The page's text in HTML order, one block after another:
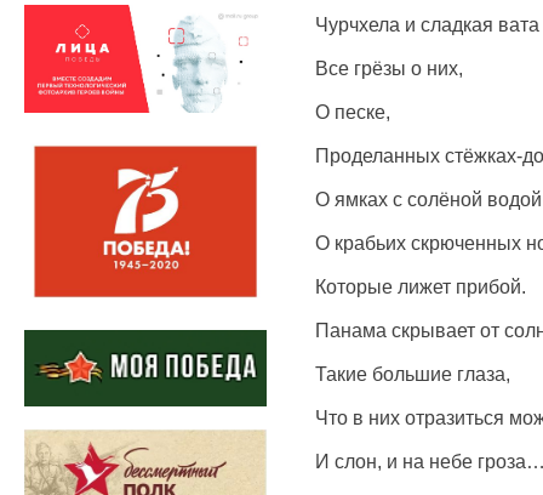
Чурчхела и сладкая
Все грёзы о них,
О песке,
Проделанных стёжках-
О ямках с солёной
О крабьих скрюченных
Которые лижет прибой.
Панама скрывает от
Такие большие глаза,
Что в них отразиться
И слон, и на небе